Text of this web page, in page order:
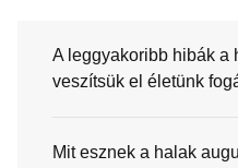
A leggyakoribb hibák a
veszítsük el életünk
Mit esznek a halak